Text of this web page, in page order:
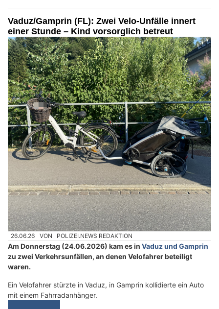
Vaduz/Gamprin (FL): Zwei Velo-Unfälle innert
einer Stunde – Kind vorsorglich betreut
26.06.26 VON POLIZEI.NEWS REDAKTION
Am Donnerstag (24.06.2026) kam es in Vaduz und Gamprin
zu zwei Verkehrsunfällen, an denen Velofahrer beteiligt
waren.
Ein Velofahrer stürzte in Vaduz, in Gamprin kollidierte ein Auto
mit einem Fahrradanhänger.